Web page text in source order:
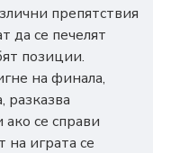
препятствия
да се печелят
позиции.
на финала,
разказва
се справи
на играта се